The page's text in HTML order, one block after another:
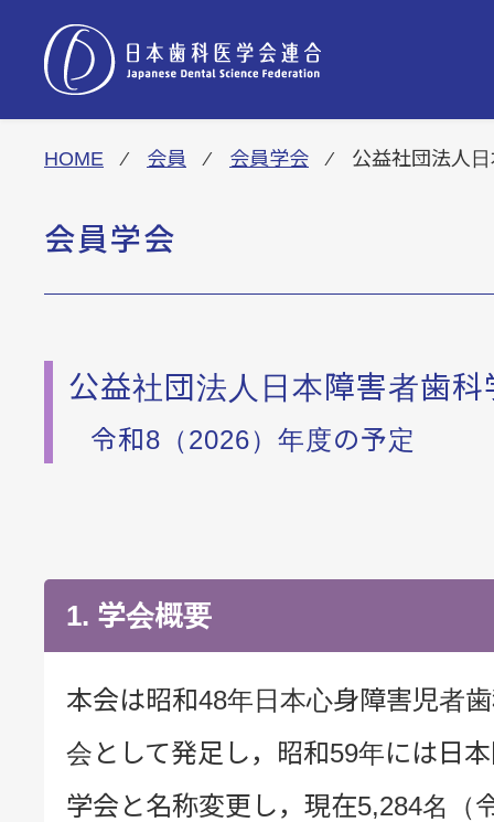
HOME ⁄ 会員 ⁄ 会員学会 ⁄ 公益社団法人日
会員学会
公益社団法人日本障害者歯科
令和8（2026）年度の予定
1. 学会概要
本会は昭和48年日本心身障害児者
会として発足し，昭和59年には日
学会と名称変更し，現在5,284名（
HOME
お知らせ
事業概要
アクセス・お問い合わ